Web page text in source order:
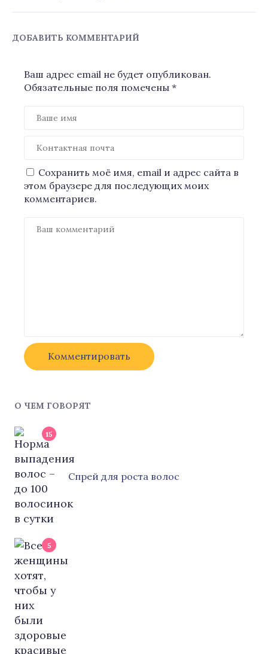
ДОБАВИТЬ КОММЕНТАРИЙ
Ваш адрес email не будет опубликован.
Обязательные поля помечены *
Сохранить моё имя, email и адрес сайта в
этом браузере для последующих моих
комментариев.
О ЧЕМ ГОВОРЯТ
15
Cпрей для роста волос
5